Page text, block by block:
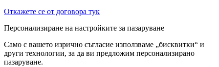
Откажете се от договора тук
Персонализиране на настройките за пазаруване
Само с вашето изрично съгласие използваме „бисквитки“ и
други технологии, за да ви предложим персонализирано
пазаруване.